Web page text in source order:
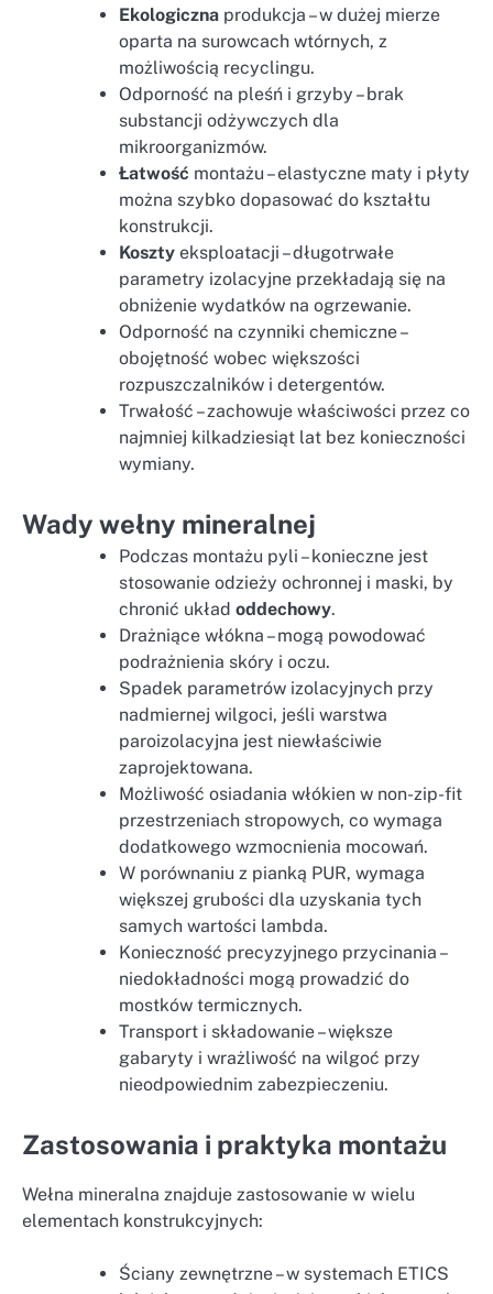
Ekologiczna produkcja – w dużej mierze
oparta na surowcach wtórnych, z
możliwością recyclingu.
Odporność na pleśń i grzyby – brak
substancji odżywczych dla
mikroorganizmów.
Łatwość montażu – elastyczne maty i płyty
można szybko dopasować do kształtu
konstrukcji.
Koszty eksploatacji – długotrwałe
parametry izolacyjne przekładają się na
obniżenie wydatków na ogrzewanie.
Odporność na czynniki chemiczne –
obojętność wobec większości
rozpuszczalników i detergentów.
Trwałość – zachowuje właściwości przez co
najmniej kilkadziesiąt lat bez konieczności
wymiany.
Wady wełny mineralnej
Podczas montażu pyli – konieczne jest
stosowanie odzieży ochronnej i maski, by
chronić układ oddechowy.
Drażniące włókna – mogą powodować
podrażnienia skóry i oczu.
Spadek parametrów izolacyjnych przy
nadmiernej wilgoci, jeśli warstwa
paroizolacyjna jest niewłaściwie
zaprojektowana.
Możliwość osiadania włókien w non-zip-fit
przestrzeniach stropowych, co wymaga
dodatkowego wzmocnienia mocowań.
W porównaniu z pianką PUR, wymaga
większej grubości dla uzyskania tych
samych wartości lambda.
Konieczność precyzyjnego przycinania –
niedokładności mogą prowadzić do
mostków termicznych.
Transport i składowanie – większe
gabaryty i wrażliwość na wilgoć przy
nieodpowiednim zabezpieczeniu.
Zastosowania i praktyka montażu
Wełna mineralna znajduje zastosowanie w wielu
elementach konstrukcyjnych:
Ściany zewnętrzne – w systemach ETICS